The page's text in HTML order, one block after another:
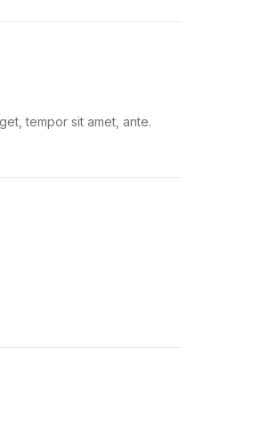
tempor sit amet, ante.